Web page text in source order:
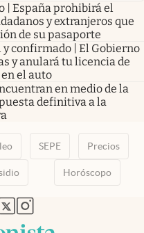
| España prohibirá el
y extranjeros que
de su pasaporte
y confirmado | El Gobierno
y anulará tu licencia de
el auto
en medio de la
definitiva a la
SEPE Precios
Horóscopo
pestaña
nueva pestaña
en nueva pestaña
abre en nueva pestaña
abre en nueva pestaña